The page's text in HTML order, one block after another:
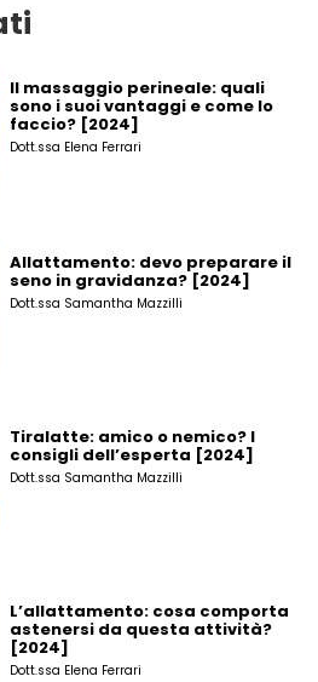
Il massaggio perineale: quali
sono i suoi vantaggi e come lo
faccio? [2024]
Dott.ssa Elena Ferrari
Allattamento: devo preparare il
seno in gravidanza? [2024]
Dott.ssa Samantha Mazzilli
Tiralatte: amico o nemico? I
consigli dell’esperta [2024]
Dott.ssa Samantha Mazzilli
L’allattamento: cosa comporta
astenersi da questa attività?
[2024]
Dott.ssa Elena Ferrari